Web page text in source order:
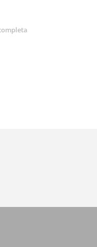
O-100 PARA